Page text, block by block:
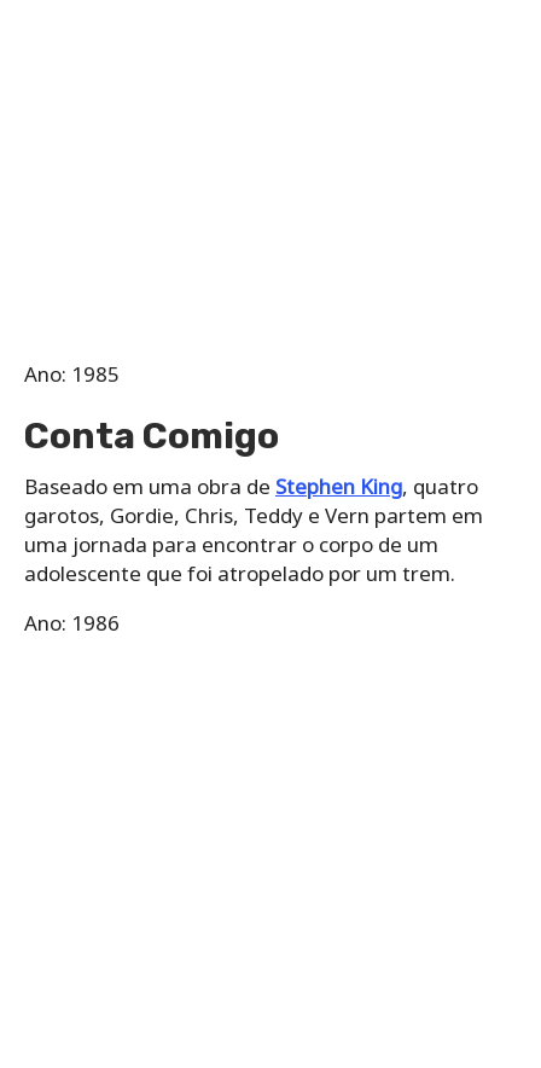
Ano: 1985
Conta Comigo
Baseado em uma obra de Stephen King, quatro
garotos, Gordie, Chris, Teddy e Vern partem em
uma jornada para encontrar o corpo de um
adolescente que foi atropelado por um trem.
Ano: 1986